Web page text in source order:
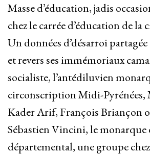
Masse d’éducation, jadis
chez le carrée d’éducation de
Un données d’désarroi
et revers ses immémoriaux
socialiste, l’antédiluvien
circonscription Midi-Pyrénées,
Kader Arif, François Briançon
Sébastien Vincini, le
départemental, une groupe